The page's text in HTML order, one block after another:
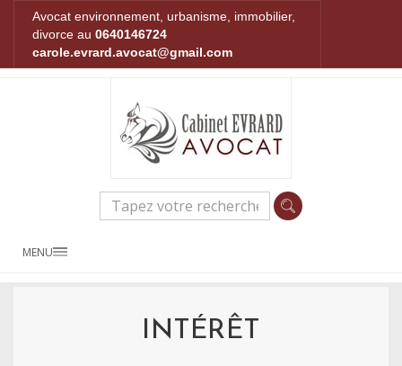
Avocat environnement, urbanisme, immobilier,
divorce au 0640146724
carole.evrard.avocat@gmail.com
MENU
INTÉRÊT